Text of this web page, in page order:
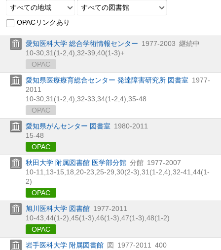
すべての地域
すべての図書館
OPACリンクあり
愛知医科大学 総合学術情報センター 1977-2003 継続中
10-30,31(1-2,4),32-39,40(1-3)+
OPAC
愛知県医療療育総合センター 発達障害研究所 図書室 1977-
2011
10-30,31(1-2,4),32-33,34(1-2,4),35-48
OPAC
愛知県がんセンター 図書室 1980-2011
15-48
OPAC
秋田大学 附属図書館 医学部分館 分館 1977-2007
10-11,13-15,18,20-23,25-29,30(2-3),31(1-2,4),32-41,44(1-
2)
OPAC
旭川医科大学 図書館 1977-2011
10-43,44(1-2),45(1-3),46(1-3),47(1-3),48(1-2)
OPAC
岩手医科大学 附属図書館 図 1977-2011 400